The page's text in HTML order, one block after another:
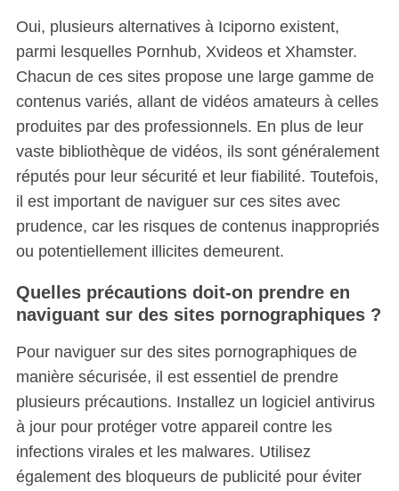
Oui, plusieurs alternatives à Iciporno existent,
parmi lesquelles Pornhub, Xvideos et Xhamster.
Chacun de ces sites propose une large gamme de
contenus variés, allant de vidéos amateurs à celles
produites par des professionnels. En plus de leur
vaste bibliothèque de vidéos, ils sont généralement
réputés pour leur sécurité et leur fiabilité. Toutefois,
il est important de naviguer sur ces sites avec
prudence, car les risques de contenus inappropriés
ou potentiellement illicites demeurent.
Quelles précautions doit-on prendre en
naviguant sur des sites pornographiques ?
Pour naviguer sur des sites pornographiques de
manière sécurisée, il est essentiel de prendre
plusieurs précautions. Installez un logiciel antivirus
à jour pour protéger votre appareil contre les
infections virales et les malwares. Utilisez
également des bloqueurs de publicité pour éviter